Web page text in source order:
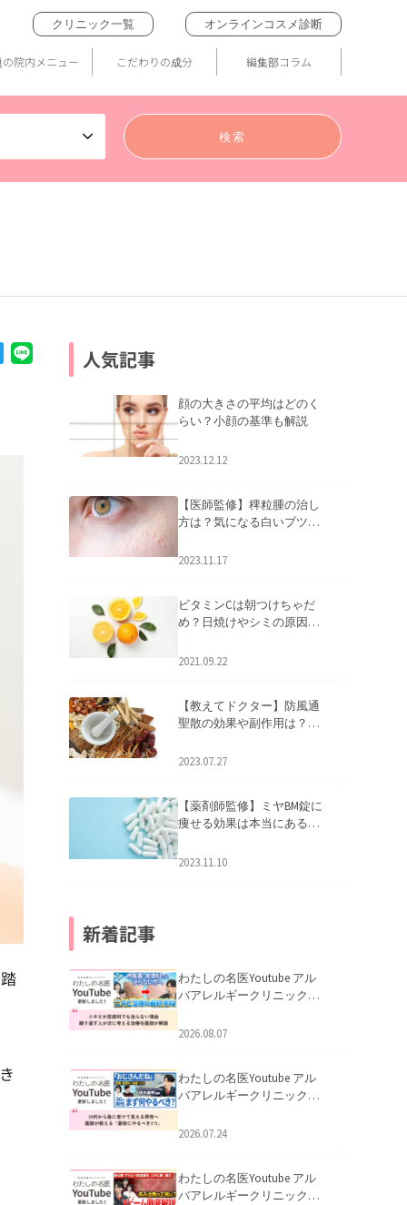
クリニック一覧 オンラインコスメ診断
院内メニュー こだわりの成分 編集部コラム
人気記事
顔の大きさの平均はどのく
らい？小顔の基準も解説
2023.12.12
【医師監修】稗粒腫の治し
方は？気になる白いブツブ
アについて
2023.11.17
ビタミンCは朝つけちゃだ
め？日焼けやシミの原因に
2021.09.22
【教えてドクター】防風通
聖散の効果や副作用は？長
2023.07.27
【薬剤師監修】ミヤBM錠に
痩せる効果は本当にある
2023.11.10
新着記事
わたしの名医Youtube アル
バアレルギークリニック札
らない理由｜繰り返す人が
2026.08.07
わたしの名医Youtube アル
バアレルギークリニック札
える男性へ｜医師が教える
2026.07.24
わたしの名医Youtube アル
バアレルギークリニック札